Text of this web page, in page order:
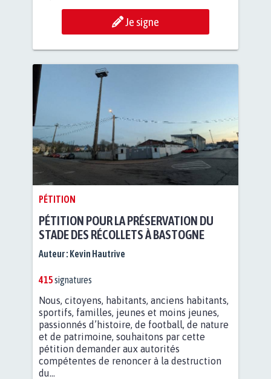
Je signe
PÉTITION
PÉTITION POUR LA PRÉSERVATION DU
STADE DES RÉCOLLETS À BASTOGNE
Auteur : Kevin Hautrive
415signatures
Nous, citoyens, habitants, anciens habitants,
sportifs, familles, jeunes et moins jeunes,
passionnés d’histoire, de football, de nature
et de patrimoine, souhaitons par cette
pétition demander aux autorités
compétentes de renoncer à la destruction
du...